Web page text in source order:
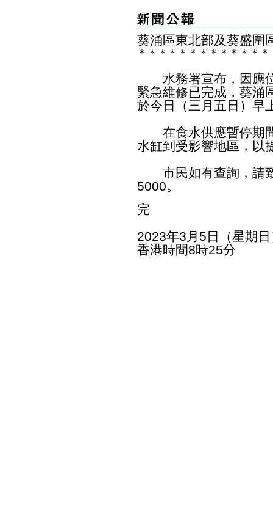
葵涌區東北部及葵盛圍
＊ ＊ ＊ ＊ ＊ ＊ ＊ ＊ ＊ ＊ ＊ ＊ ＊
水務署宣布，因應位
緊急維修已完成，葵涌
於今日（三月五日）早
在食水供應暫停期間
水缸到受影響地區，以
市民如有查詢，請致
5000。
完
2023年3月5日（星期
香港時間8時25分